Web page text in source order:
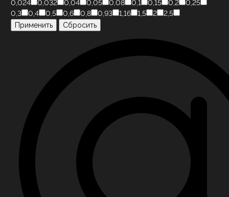
0,024
0,032 0,04 0,05 0,08 0,1 0,15 0,2
0,25
0,3
0,4 0,5 0,6 0,8 0,93 1,16 1,5 2
2,5
Применить
Сбросить